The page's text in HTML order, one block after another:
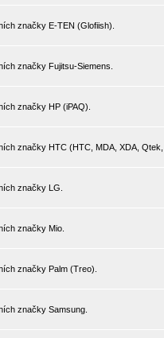
značky E-TEN (Glofiish).
značky Fujitsu-Siemens.
značky HP (iPAQ).
značky HTC (HTC, MDA, XDA,
značky LG.
značky Mio.
značky Palm (Treo).
značky Samsung.